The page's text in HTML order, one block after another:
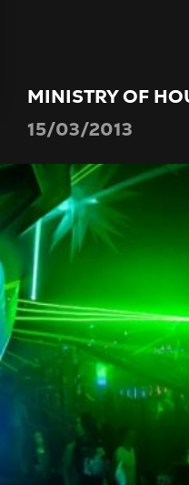
MINISTRY OF
15/03/2013